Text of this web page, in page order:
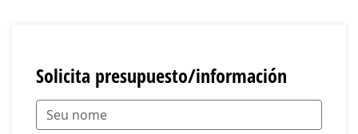
Solicita presupuesto/información